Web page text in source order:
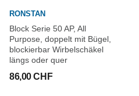
RONSTAN
Block Serie 50 AP, All
Purpose, doppelt mit Bügel,
blockierbar Wirbelschäkel
längs oder quer
86,00 CHF